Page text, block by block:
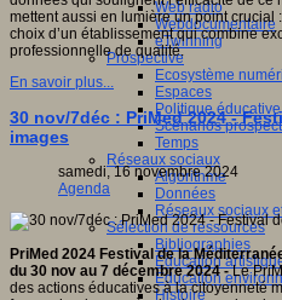
Web radio
Webdocumentaire
eTwinning
Prospective
Ecosystème
Espaces
Politique éducative
Scénarios
Temps
Réseaux sociaux
Algorithme
Données
Réseaux sociaux
Sélection de ressources
Bibliographies
Education
Education
Histoire
mettent aussi en lumière un point crucial
choix d’un établissement qui combine
professionnelle de qualité.
En savoir plus...
30 nov/7déc : PriMed 2024 -
images
samedi, 16 novembre 2024
Agenda
PriMed 2024 Festival de la
du 30 nov au 7 décembre 2024 -Le
des actions éducatives à la citoyenneté